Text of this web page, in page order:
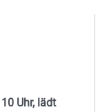
Uhr, lädt